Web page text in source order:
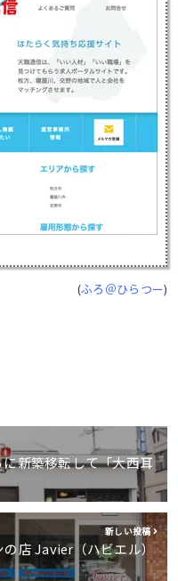
(ふろ＠ひらつー)
新築移転して「大西耳
新しい投稿
店 Javier（ハビエル）